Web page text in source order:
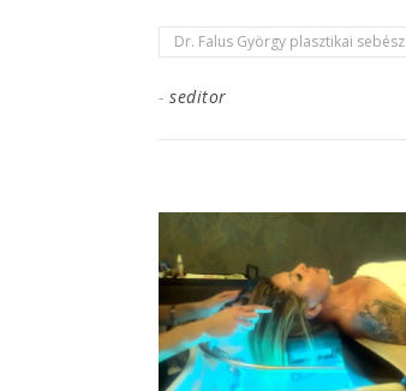
Dr. Falus György plasztikai sebész
- seditor